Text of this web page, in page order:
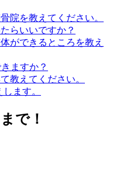
院を教えてください。
らいいですか？
ができるところを教え
ますか？
教えてください。
ます。
で！